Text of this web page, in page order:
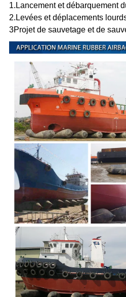
1. Lancement et débarquement
2. Levées et déplacements
3Projet de sauvetage et de